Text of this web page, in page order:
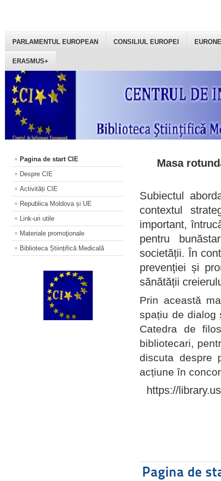
PARLAMENTUL EUROPEAN CONSILIUL EUROPEI
ERASMUS+
Pagina de start CIE
Despre CIE
Activități CIE
Republica Moldova și UE
Link-uri utile
Materiale promoţionale
Biblioteca Științifică Medicală
Masa
Subiectul
contextul
important,
pentru
societății. În
prevenției și
sănătății
Prin această
spațiu de dialog
Catedra de
bibliotecari,
discuta despre
acțiune în
https://
Pagina de